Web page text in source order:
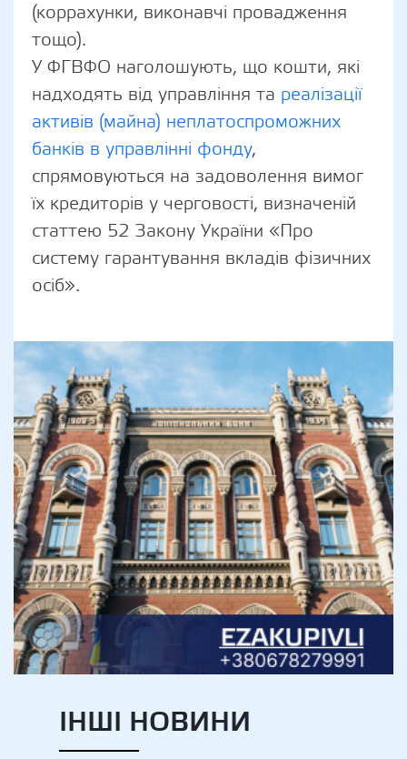
(коррахунки, виконавчі провадження
тощо).
У ФГВФО наголошують, що кошти, які
надходять від управління та реалізації
активів (майна) неплатоспроможних
банків в управлінні фонду,
спрямовуються на задоволення вимог
їх кредиторів у черговості, визначеній
статтею 52 Закону України «Про
систему гарантування вкладів фізичних
осіб».
ІНШІ НОВИНИ